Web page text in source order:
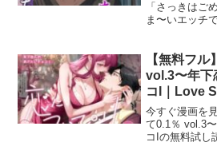
頂〜（CV:
｜dots
「さっきはご
ま〜いエッチ
みFANZA同人
はごめん
【無料フル
vol.3〜年下
コI｜Love
今すぐ漫画を
て0.1％ vol.3
コIの無料試し